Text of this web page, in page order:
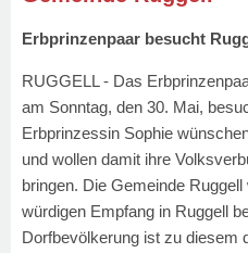
Erbprinzenpaar besucht
RUGGELL - Das
am Sonntag, den 30. Mai,
Erbprinzessin Sophie
und wollen damit ihre
bringen. Die Gemeinde
würdigen Empfang in Ruggell
Dorfbevölkerung ist zu diesem